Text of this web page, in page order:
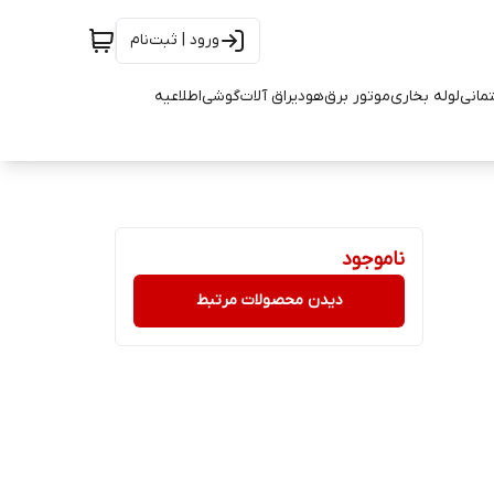
ورود | ثبت‌نام
لوله بخاریموتور برقهودیراق آلاتگوشیاطلاعیه
ناموجود
دیدن محصولات مرتبط